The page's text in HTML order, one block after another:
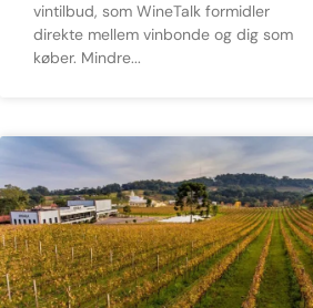
vintilbud, som WineTalk formidler
direkte mellem vinbonde og dig som
køber. Mindre